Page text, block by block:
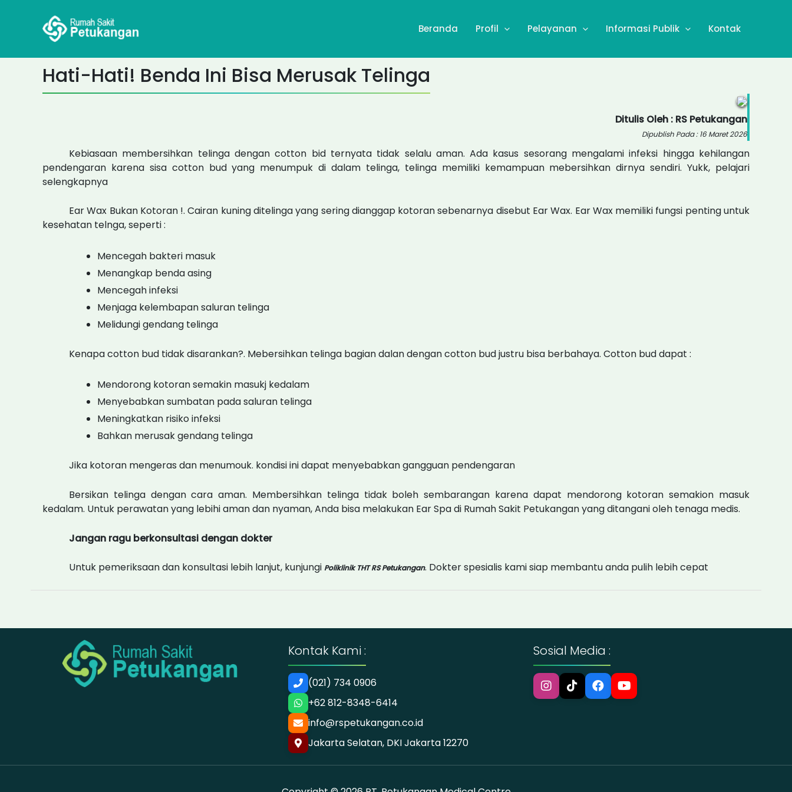
Beranda Profil Pelayanan Informasi Publik Kontak
Hati-Hati! Benda Ini Bisa Merusak Telinga
Ditulis Oleh : RS Petukangan
Dipublish Pada : 16 Maret 2026
Kebiasaan membersihkan telinga dengan cotton bid ternyata tidak selalu aman. Ada kasus sesorang mengalami infeksi hingga kehilangan
pendengaran karena sisa cotton bud yang menumpuk di dalam telinga, telinga memiliki kemampuan mebersihkan dirnya sendiri. Yukk, pelajari
selengkapnya
Ear Wax Bukan Kotoran !. Cairan kuning ditelinga yang sering dianggap kotoran sebenarnya disebut Ear Wax. Ear Wax memiliki fungsi penting untuk
kesehatan telnga, seperti :
Mencegah bakteri masuk
Menangkap benda asing
Mencegah infeksi
Menjaga kelembapan saluran telinga
Melidungi gendang telinga
Kenapa cotton bud tidak disarankan?. Mebersihkan telinga bagian dalan dengan cotton bud justru bisa berbahaya. Cotton bud dapat :
Mendorong kotoran semakin masukj kedalam
Menyebabkan sumbatan pada saluran telinga
Meningkatkan risiko infeksi
Bahkan merusak gendang telinga
Jika kotoran mengeras dan menumouk. kondisi ini dapat menyebabkan gangguan pendengaran
Bersikan telinga dengan cara aman. Membersihkan telinga tidak boleh sembarangan karena dapat mendorong kotoran semakion masuk
kedalam. Untuk perawatan yang lebihi aman dan nyaman, Anda bisa melakukan Ear Spa di Rumah Sakit Petukangan yang ditangani oleh tenaga medis.
Jangan ragu berkonsultasi dengan dokter
Untuk pemeriksaan dan konsultasi lebih lanjut, kunjungi Poliklinik THT RS Petukangan. Dokter spesialis kami siap membantu anda pulih lebih cepat
Kontak Kami :
(021) 734 0906
+62 812-8348-6414
info@rspetukangan.co.id
Jakarta Selatan, DKI Jakarta 12270
Sosial Media :